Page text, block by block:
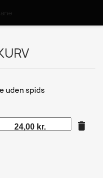
uden spids
24,00 kr. delete